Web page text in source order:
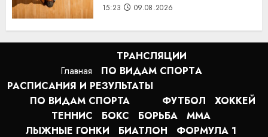
15:23 09.08.2026
Главная
ТРАНСЛЯЦИИ
ПО ВИДАМ СПОРТA
РАСПИСАНИЯ И РЕЗУЛЬТАТЫ
ПО ВИДАМ СПОРТА
ФУТБОЛ
ХОККЕЙ
ТЕННИС
БОКС БОРЬБА
MMA
ЛЫЖНЫЕ ГОНКИ
БИАТЛОН
ФОРМУЛА 1